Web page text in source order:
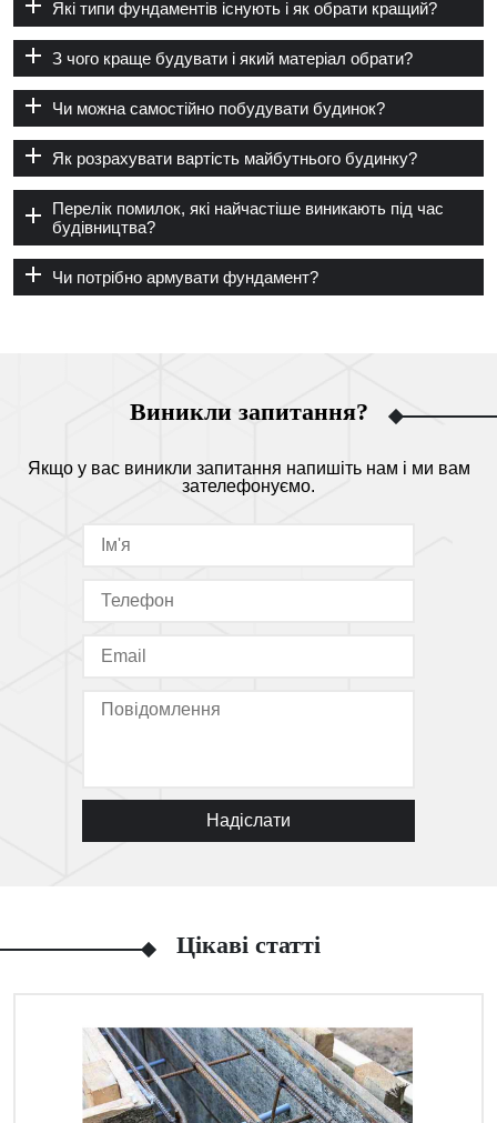
Які типи фундаментів існують і як обрати кращий?
З чого краще будувати і який матеріал обрати?
Чи можна самостійно побудувати будинок?
Як розрахувати вартість майбутнього будинку?
Перелік помилок, які найчастіше виникають під час
будівництва?
Чи потрібно армувати фундамент?
Виникли запитання?
Якщо у вас виникли запитання напишіть нам і ми вам
зателефонуємо.
Надіслати
Цікаві статті